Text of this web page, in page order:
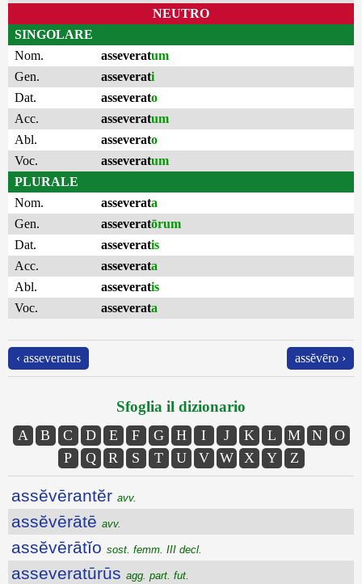
NEUTRO
SINGOLARE
Nom.
asseveratum
Gen.
asseverati
Dat.
asseverato
Acc.
asseveratum
Abl.
asseverato
Voc.
asseveratum
PLURALE
Nom.
asseverata
Gen.
asseveratōrum
Dat.
asseveratis
Acc.
asseverata
Abl.
asseveratis
Voc.
asseverata
‹ asseveratus assĕvēro ›
Sfoglia il dizionario
A B C D E F G H I J K L M N
O
P
Q R S T U V W X Y Z
assĕvērantĕr avv.
assĕvērātē avv.
assĕvērātĭo sost. femm. III decl.
asseveratūrūs agg. part. fut.